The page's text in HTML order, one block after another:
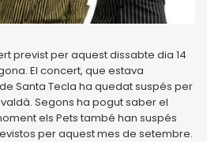
previst per aquest dissabte dia 14
El concert, que estava
Santa Tecla ha quedat suspés per
Segons ha pogut saber el
els Pets també han suspés
per aquest mes de setembre.